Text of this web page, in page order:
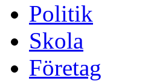
Politik
Skola
Företag